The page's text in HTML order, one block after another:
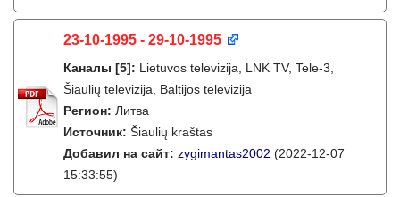
23-10-1995 - 29-10-1995
Каналы [5]: Lietuvos televizija, LNK TV, Tele-3,
Šiaulių televizija, Baltijos televizija
Регион: Литва
Источник: Šiaulių kraštas
Добавил на сайт: zygimantas2002 (2022-12-07
15:33:55)